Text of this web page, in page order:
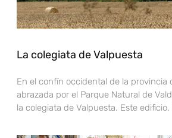
La colegiata de Valpuesta
En el confín occidental de la provincia
abrazada por el Parque Natural de
la colegiata de Valpuesta. Este